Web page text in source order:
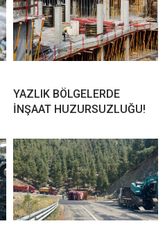
YAZLIK BÖLGELERDE
İNŞAAT HUZURSUZLUĞU!